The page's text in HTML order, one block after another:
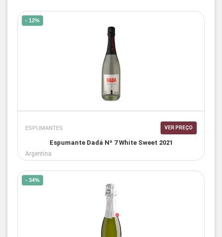
- 12%
ESPUMANTES VER PREÇO
Espumante Dadá Nº 7 White Sweet 2021
Argentina
- 34%